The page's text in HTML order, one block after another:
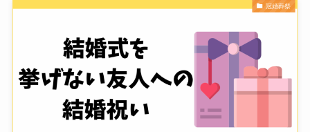
冠婚葬祭